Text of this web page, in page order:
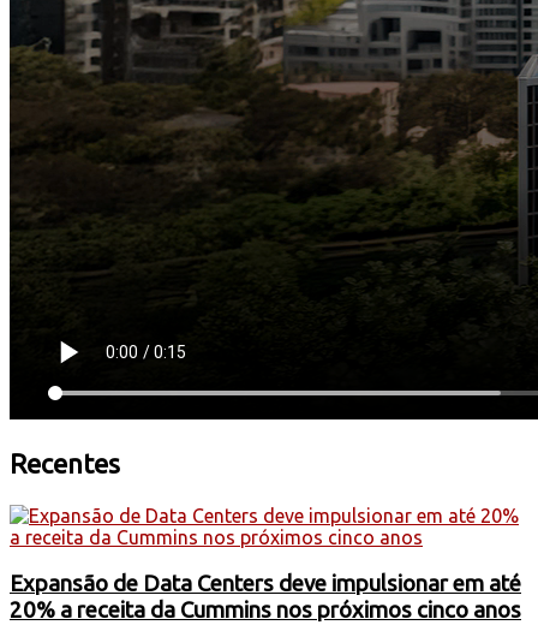
Recentes
Expansão de Data Centers deve impulsionar em até
20% a receita da Cummins nos próximos cinco anos